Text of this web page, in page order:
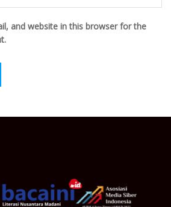
and website in this browser for the